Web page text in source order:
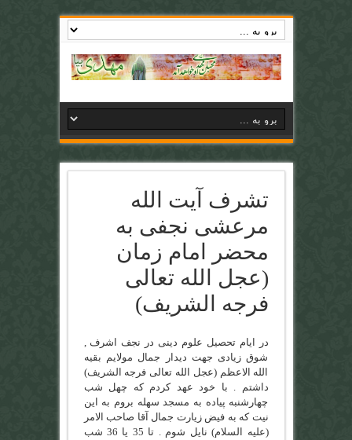
تشرف آیت الله
مرعشی نجفی به
محضر امام زمان
(عجل الله تعالی
فرجه الشریف)
در ایام تحصیل علوم دینی در نجف اشرف ,
شوق زیادی جهت دیدار جمال مولایم بقیه
الله الاعظم (عجل الله تعالی فرجه الشریف)
داشتم . با خود عهد کردم که چهل شب
چهارشنبه پیاده به مسجد سهله بروم به این
نیت که به فیض زیارت جمال آقا صاحب الامر
(علیه السلام) نایل شوم . تا 35 یا 36 شب